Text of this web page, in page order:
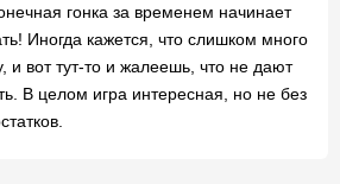
гонка за временем начинает
Иногда кажется, что слишком много
и вот тут-то и жалеешь, что не дают
В целом игра интересная, но не без